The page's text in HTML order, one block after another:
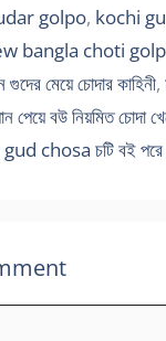
golpo, kochi
bangla choti
গুদের মেয়ে চোদার কাহিনী,
পেয়ে বউ নিয়মিত চোদা
chosa চটি বই পরে